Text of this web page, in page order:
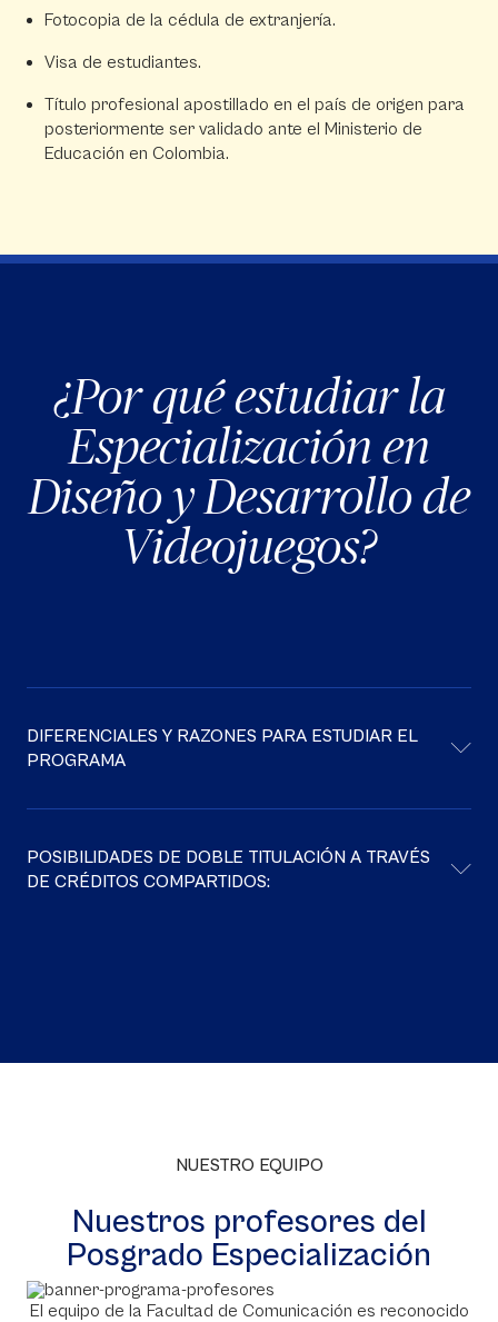
Fotocopia de la cédula de extranjería.
Visa de estudiantes.
Título profesional apostillado en el país de origen para
posteriormente ser validado ante el Ministerio de
Educación en Colombia.
¿Por qué estudiar la
Especialización en
Diseño y Desarrollo de
Videojuegos?
DIFERENCIALES Y RAZONES PARA ESTUDIAR EL
PROGRAMA
POSIBILIDADES DE DOBLE TITULACIÓN A TRAVÉS
DE CRÉDITOS COMPARTIDOS:
NUESTRO EQUIPO
Nuestros profesores del
Posgrado Especialización
El equipo de la Facultad de Comunicación es reconocido